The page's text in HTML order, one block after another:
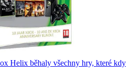
Helix běhaly všechny hry, které kdy